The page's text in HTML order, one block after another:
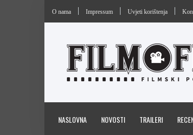
O nama Impressum Uvjeti korištenja
NASLOVNA NOVOSTI TRAILERI